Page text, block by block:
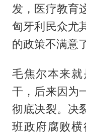
发，医疗教育
匈牙利民众尤
的政策不满意
毛焦尔本来
干，后来因为
彻底决裂。决
班政府腐败横